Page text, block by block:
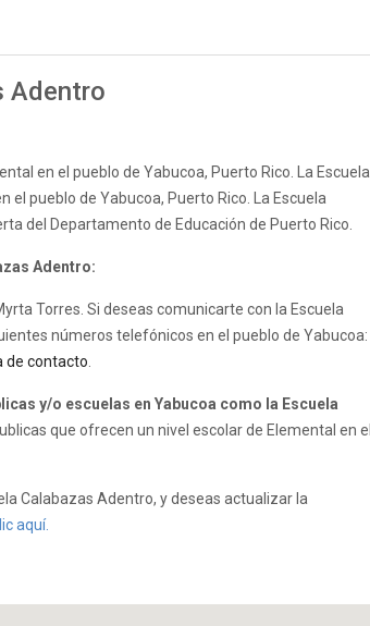
Adentro
en el pueblo de Yabucoa, Puerto Rico. La Escuela
pueblo de Yabucoa, Puerto Rico. La Escuela
del Departamento de Educación de Puerto Rico.
Adentro:
Torres. Si deseas comunicarte con la Escuela
números telefónicos en el pueblo de Yabucoa:
de contacto
y/o escuelas en Yabucoa como la Escuela
que ofrecen un nivel escolar de Elemental en el
Calabazas Adentro, y deseas actualizar la
aquí.